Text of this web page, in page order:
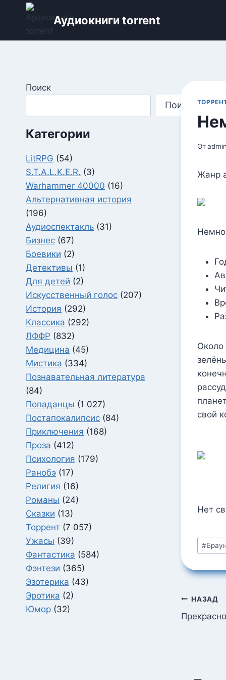
Перейти
содержимому
Аудиокниги torrent
Отadmin
Жанр
Около
свой
Нет
Метки
#
по
НАЗАД
Поиск
Поиск
Категории
LitRPG (54)
S.T.A.L.K.E.R. (3)
Warhammer 40000 (16)
Альтернативная история
(196)
Аудиоспектакль (31)
Бизнес (67)
Боевики (2)
Детективы (1)
Для детей (2)
Искусственный голос (207)
История (292)
Классика (292)
ЛФФР (832)
Медицина (45)
Мистика (334)
Познавательная литература
(84)
Попаданцы (1 027)
Постапокалипсис (84)
Приключения (168)
Проза (412)
Психология (179)
Ранобэ (17)
Религия (16)
Романы (24)
Сказки (13)
Торрент (7 057)
Ужасы (39)
Фантастика (584)
Фэнтези (365)
Эзотерика (43)
Эротика (2)
Юмор (32)